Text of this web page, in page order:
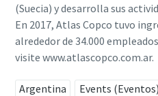
(Suecia) y desarrolla sus
En 2017, Atlas Copco tuvo
alrededor de 34.000
visite www.atlascopco.com.ar.
Argentina Events (Eventos)